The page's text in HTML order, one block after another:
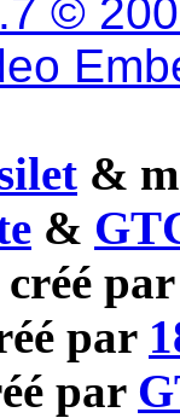
©
&
&
créé
par
par